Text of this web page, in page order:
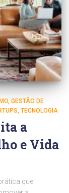
GESTÃO DE
TECNOLOGIA
a
e Vida
que